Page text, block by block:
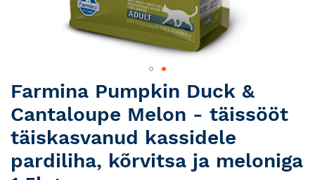
Skip
to
the
beginning
of
the
Farmina Pumpkin Duck &
Cantaloupe Melon - täissööt
täiskasvanud kassidele
pardiliha, kõrvitsa ja meloniga